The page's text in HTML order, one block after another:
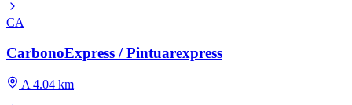
CA
CarbonoExpress / Pintuarexpress
A 4.04 km